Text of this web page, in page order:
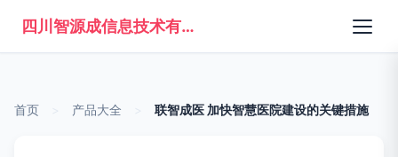
四川智源成信息技术有限公司
首页 产品大全 联智成医 加快智慧医院建设的关键措施